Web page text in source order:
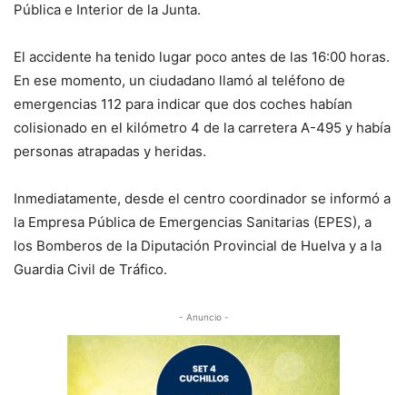
Pública e Interior de la Junta.
El accidente ha tenido lugar poco antes de las 16:00 horas.
En ese momento, un ciudadano llamó al teléfono de
emergencias 112 para indicar que dos coches habían
colisionado en el kilómetro 4 de la carretera A-495 y había
personas atrapadas y heridas.
Inmediatamente, desde el centro coordinador se informó a
la Empresa Pública de Emergencias Sanitarias (EPES), a
los Bomberos de la Diputación Provincial de Huelva y a la
Guardia Civil de Tráfico.
- Anuncio -